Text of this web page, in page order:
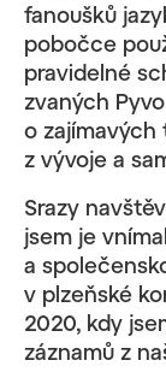
fanoušků
pobočce
pravidelné
zvaných
o zajímavých
z vývoje a
Srazy
jsem je
a
v plzeňské
2020, kdy
záznamů z